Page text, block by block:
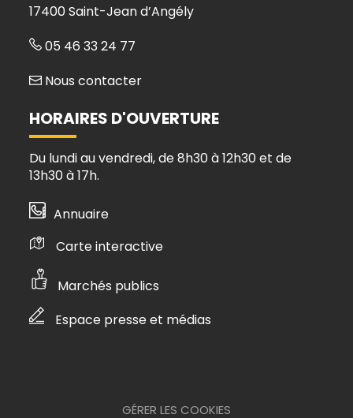
17400 Saint-Jean d’Angély
05 46 33 24 77
Nous contacter
HORAIRES D'OUVERTURE
Du lundi au vendredi, de 8h30 à 12h30 et de
13h30 à 17h.
Annuaire
Carte interactive
Marchés publics
Espace presse et médias
GÉRER LES COOKIES